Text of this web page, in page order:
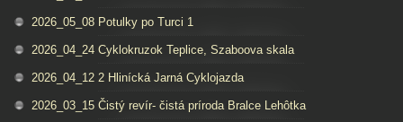
2026_05_08 Potulky po Turci 1
2026_04_24 Cyklokruzok Teplice, Szaboova skala
2026_04_12 2 Hlinícká Jarná Cyklojazda
2026_03_15 Čistý revír- čistá príroda Bralce Lehôtka